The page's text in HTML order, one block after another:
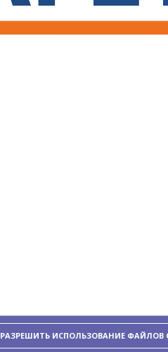
РАЗРЕШИТЬ ИСПОЛЬЗОВАНИЕ ФАЙЛОВ